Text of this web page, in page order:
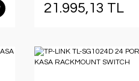
21.995,13 TL